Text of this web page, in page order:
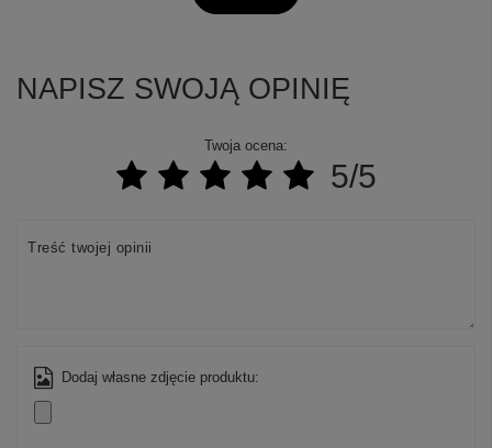
NAPISZ SWOJĄ OPINIĘ
Twoja ocena:
5/5
Treść twojej opinii
Dodaj własne zdjęcie produktu: